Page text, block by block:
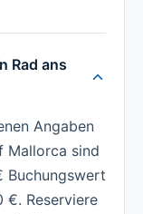
Rad ans
Angaben
Mallorca sind
Buchungswert
€. Reserviere